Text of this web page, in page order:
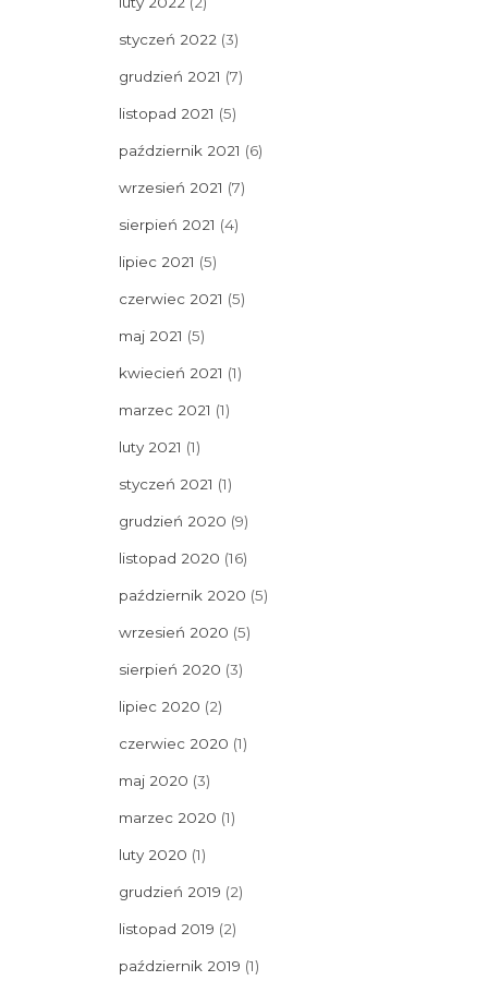
styczeń 2022 (3)
grudzień 2021 (7)
listopad 2021 (5)
październik 2021 (6)
wrzesień 2021 (7)
sierpień 2021 (4)
lipiec 2021 (5)
czerwiec 2021 (5)
maj 2021 (5)
kwiecień 2021 (1)
marzec 2021 (1)
luty 2021 (1)
styczeń 2021 (1)
grudzień 2020 (9)
listopad 2020 (16)
październik 2020 (5)
wrzesień 2020 (5)
sierpień 2020 (3)
lipiec 2020 (2)
czerwiec 2020 (1)
maj 2020 (3)
marzec 2020 (1)
luty 2020 (1)
grudzień 2019 (2)
listopad 2019 (2)
październik 2019 (1)